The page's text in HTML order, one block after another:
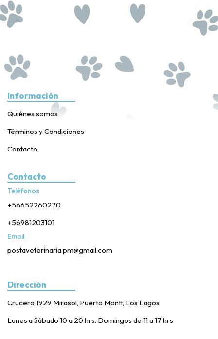
Información
Quiénes somos
Términos y Condiciones
Contacto
Contacto
Teléfonos
+56652260270
+56981203101
Email
postaveterinaria.pm@gmail.com
Dirección
Crucero 1929 Mirasol, Puerto Montt, Los Lagos
Lunes a Sábado 10 a 20 hrs. Domingos de 11 a 17 hrs.